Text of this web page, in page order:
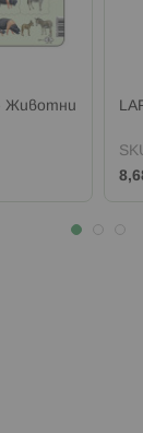
Животни